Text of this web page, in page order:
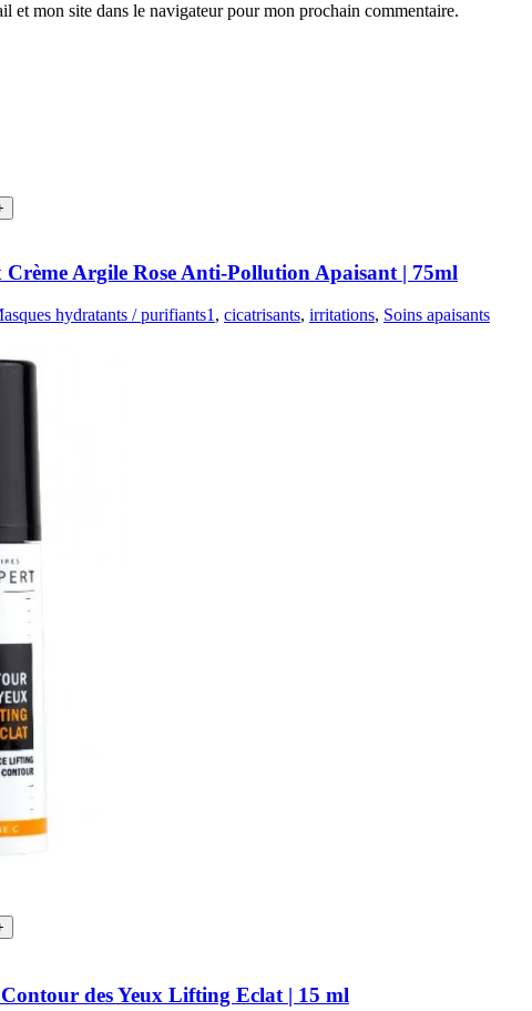
et mon site dans le navigateur pour mon prochain commentaire.
Crème Argile Rose Anti-Pollution Apaisant | 75ml
hydratants / purifiants1 , cicatrisants, irritations, Soins apaisants
des Yeux Lifting Eclat | 15 ml